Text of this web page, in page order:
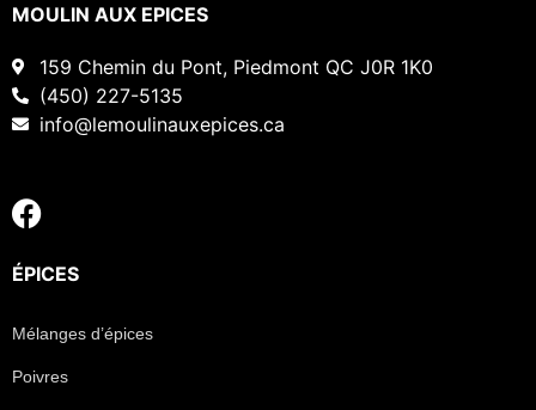
MOULIN AUX EPICES
159 Chemin du Pont, Piedmont QC J0R 1K0
(450) 227-5135
info@lemoulinauxepices.ca
ÉPICES
Mélanges d’épices
Poivres